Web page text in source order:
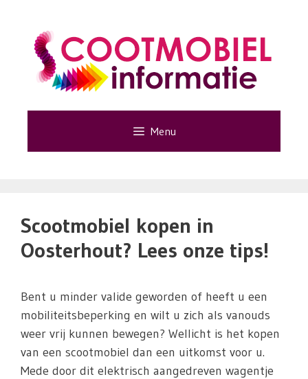
Menu
Scootmobiel kopen in
Oosterhout? Lees onze tips!
Bent u minder valide geworden of heeft u een
mobiliteitsbeperking en wilt u zich als vanouds
weer vrij kunnen bewegen? Wellicht is het kopen
van een scootmobiel dan een uitkomst voor u.
Mede door dit elektrisch aangedreven wagentje